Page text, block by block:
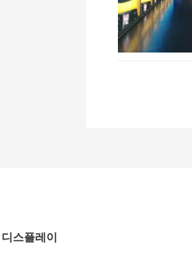
스플레이